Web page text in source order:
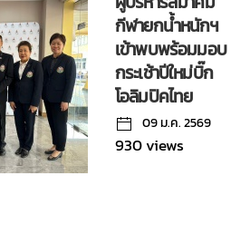
กีฬายกน้ำหนักฯ
เข้าพบพร้อมมอบ
กระเช้าปีใหม่บิ๊ก
โอลิมปิคไทย
09 ม.ค. 2569
930 views